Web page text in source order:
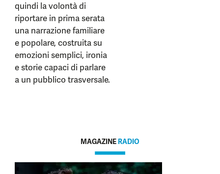
quindi la volontà di
riportare in prima serata
una narrazione familiare
e popolare, costruita su
emozioni semplici, ironia
e storie capaci di parlare
a un pubblico trasversale.
MAGAZINE RADIO